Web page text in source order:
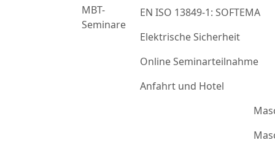
MBT-
Seminare
EN ISO 13849-1: SOFTEMA
Elektrische Sicherheit
Online Seminarteilnahme
Anfahrt und Hotel